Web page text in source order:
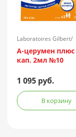
Laboratoires Gilbert/
Франция
А-церумен плюс
кап. 2мл №10
1 095 руб.
В корзину